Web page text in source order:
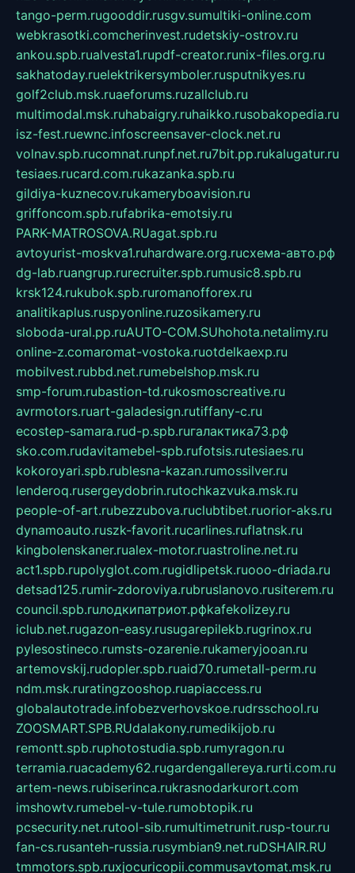
tango-perm.rugooddir.rusgv.sumultiki-online.com
webkrasotki.comcherinvest.rudetskiy-ostrov.ru
ankou.spb.rualvesta1.rupdf-creator.runix-files.org.ru
sakhatoday.ruelektrikersymboler.rusputnikyes.ru
golf2club.msk.ruaeforums.ruzallclub.ru
multimodal.msk.ruhabaigry.ruhaikko.rusobakopedia.ru
isz-fest.ruewnc.infoscreensaver-clock.net.ru
volnav.spb.rucomnat.runpf.net.ru7bit.pp.rukalugatur.ru
tesiaes.rucard.com.rukazanka.spb.ru
gildiya-kuznecov.rukameryboavision.ru
griffoncom.spb.rufabrika-emotsiy.ru
PARK-MATROSOVA.RUagat.spb.ru
avtoyurist-moskva1.ruhardware.org.ruсхема-авто.рф
dg-lab.ruangrup.rurecruiter.spb.rumusic8.spb.ru
krsk124.rukubok.spb.ruromanofforex.ru
analitikaplus.ruspyonline.ruzosikamery.ru
sloboda-ural.pp.ruAUTO-COM.SUhohota.netalimy.ru
online-z.comaromat-vostoka.ruotdelkaexp.ru
mobilvest.rubbd.net.rumebelshop.msk.ru
smp-forum.rubastion-td.rukosmoscreative.ru
avrmotors.ruart-galadesign.rutiffany-c.ru
ecostep-samara.rud-p.spb.ruгалактика73.рф
sko.com.rudavitamebel-spb.rufotsis.rutesiaes.ru
kokoroyari.spb.rublesna-kazan.rumossilver.ru
lenderoq.rusergeydobrin.rutochkazvuka.msk.ru
people-of-art.rubezzubova.ruclubtibet.ruorior-aks.ru
dynamoauto.ruszk-favorit.rucarlines.ruflatnsk.ru
kingbolenskaner.rualex-motor.ruastroline.net.ru
act1.spb.rupolyglot.com.rugidlipetsk.ruooo-driada.ru
detsad125.rumir-zdoroviya.rubruslanovo.rusiterem.ru
council.spb.ruлодкипатриот.рфkafekolizey.ru
iclub.net.rugazon-easy.rusugarepilekb.rugrinox.ru
pylesostineco.rumsts-ozarenie.rukameryjooan.ru
artemovskij.rudopler.spb.ruaid70.rumetall-perm.ru
ndm.msk.ruratingzooshop.ruapiaccess.ru
globalautotrade.infobezverhovskoe.rudrsschool.ru
ZOOSMART.SPB.RUdalakony.rumedikijob.ru
remontt.spb.ruphotostudia.spb.rumyragon.ru
terramia.ruacademy62.rugardengallereya.rurti.com.ru
artem-news.rubiserinca.rukrasnodarkurort.com
imshowtv.rumebel-v-tule.rumobtopik.ru
pcsecurity.net.rutool-sib.rumultimetrunit.rusp-tour.ru
fan-cs.rusanteh-russia.rusymbian9.net.ruDSHAIR.RU
tmmotors.spb.ruxjocuricopii.commusavtomat.msk.ru